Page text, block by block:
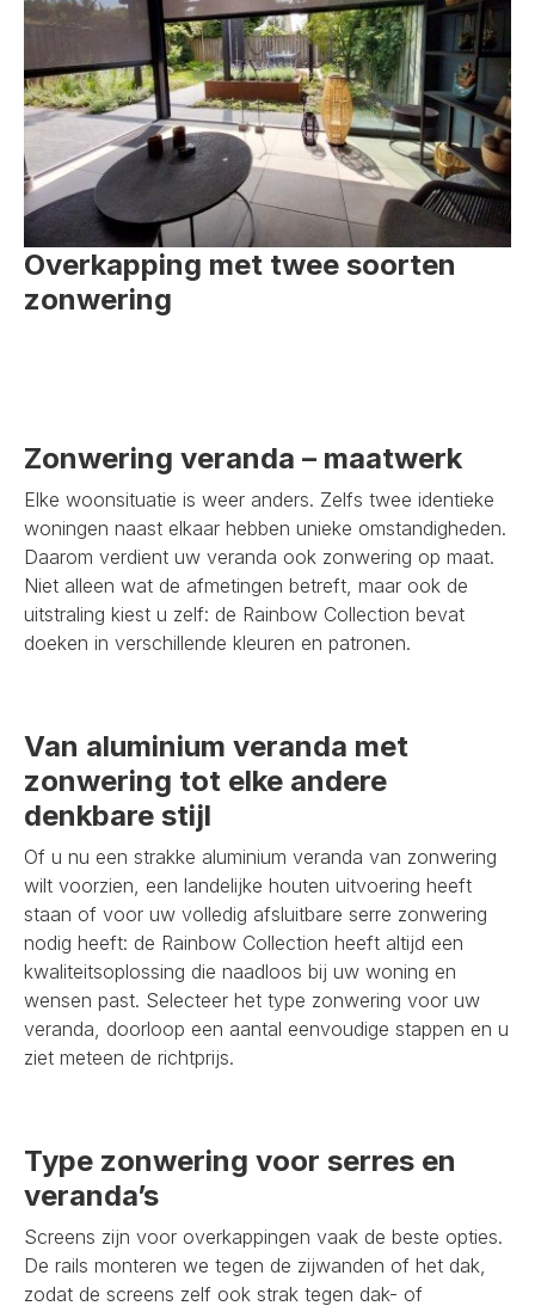
Overkapping met twee soorten
zonwering
Zonwering veranda – maatwerk
Elke woonsituatie is weer anders. Zelfs twee identieke
woningen naast elkaar hebben unieke omstandigheden.
Daarom verdient uw veranda ook zonwering op maat.
Niet alleen wat de afmetingen betreft, maar ook de
uitstraling kiest u zelf: de Rainbow Collection bevat
doeken in verschillende kleuren en patronen.
Van aluminium veranda met
zonwering tot elke andere
denkbare stijl
Of u nu een strakke aluminium veranda van zonwering
wilt voorzien, een landelijke houten uitvoering heeft
staan of voor uw volledig afsluitbare serre zonwering
nodig heeft: de Rainbow Collection heeft altijd een
kwaliteitsoplossing die naadloos bij uw woning en
wensen past. Selecteer het type zonwering voor uw
veranda, doorloop een aantal eenvoudige stappen en u
ziet meteen de richtprijs.
Type zonwering voor serres en
veranda’s
Screens zijn voor overkappingen vaak de beste opties.
De rails monteren we tegen de zijwanden of het dak,
zodat de screens zelf ook strak tegen dak- of